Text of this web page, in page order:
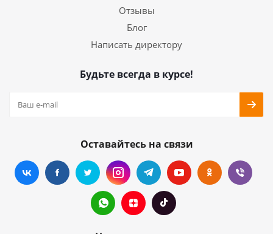
Отзывы
Блог
Написать директору
Будьте всегда в курсе!
Оставайтесь на связи